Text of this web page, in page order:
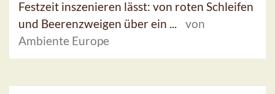
Festzeit inszenieren lässt: von roten Schleifen
und Beerenzweigen über ein ...
von
Ambiente Europe